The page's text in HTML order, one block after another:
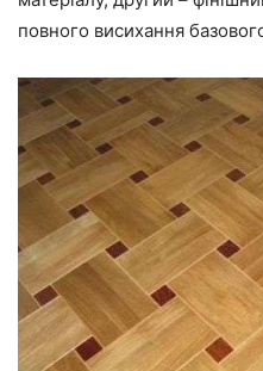
повного висихання